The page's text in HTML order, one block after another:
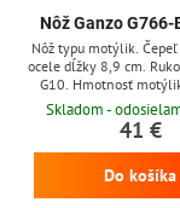
Nôž Ganzo G766-
Nôž typu motýlik. Čepeľ
ocele dĺžky 8,9 cm.
G10. Hmotnosť
Skladom -
41 €
Do košíka